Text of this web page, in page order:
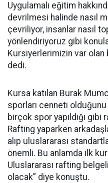
Uygulamalı eğitim
devrilmesi halinde nasıl
çevriliyor, insanlar nasıl
yönlendiriyoruz gibi
Kursiyerlerimizin var
dedi.
Kursa katılan Burak
sporları cenneti
birçok spor yapıldığı gibi
Rafting yaparken
alıp uluslararası
önemli. Bu anlamda ilk
Uluslararası rafting
olacak” diye konuştu.